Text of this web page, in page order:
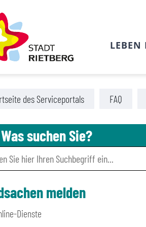
LEBEN
des Serviceportals FAQ
Was suchen Sie?
melden
Dienste